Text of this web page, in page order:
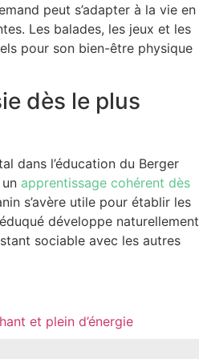
peut s’adapter à la vie en
Les balades, les jeux et les
pour son bien-être physique
dès le plus
dans l’éducation du Berger
apprentissage cohérent dès
s’avère utile pour établir les
développe naturellement
sociable avec les autres
et plein d’énergie